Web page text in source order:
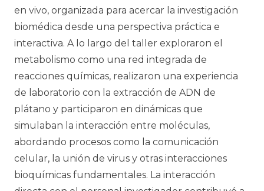
en vivo, organizada para acercar la investigación
biomédica desde una perspectiva práctica e
interactiva. A lo largo del taller exploraron el
metabolismo como una red integrada de
reacciones químicas, realizaron una experiencia
de laboratorio con la extracción de ADN de
plátano y participaron en dinámicas que
simulaban la interacción entre moléculas,
abordando procesos como la comunicación
celular, la unión de virus y otras interacciones
bioquímicas fundamentales. La interacción